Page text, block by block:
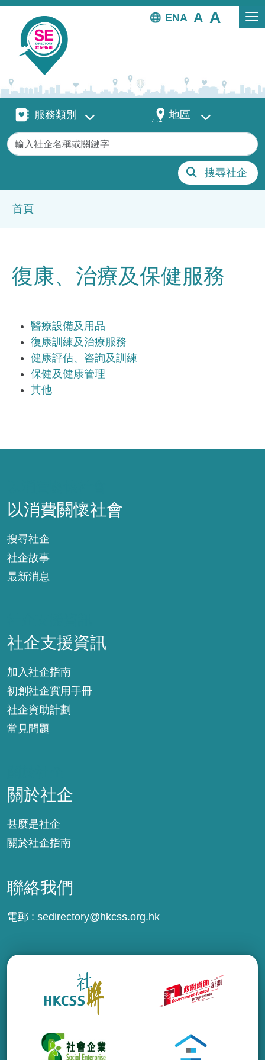
移至主內容
EN
服務類別服務類別 地區 地區
關鍵字
搜尋社企
首頁
復康、治療及保健服務
醫療設備及用品
復康訓練及治療服務
健康評估、咨詢及訓練
保健及健康管理
其他
以消費關懷社會
搜尋社企
社企故事
最新消息
社企支援資訊
加入社企指南
初創社企實用手冊
社企資助計劃
常見問題
關於社企
甚麼是社企
關於社企指南
聯絡我們
電郵 : sedirectory@hkcss.org.hk